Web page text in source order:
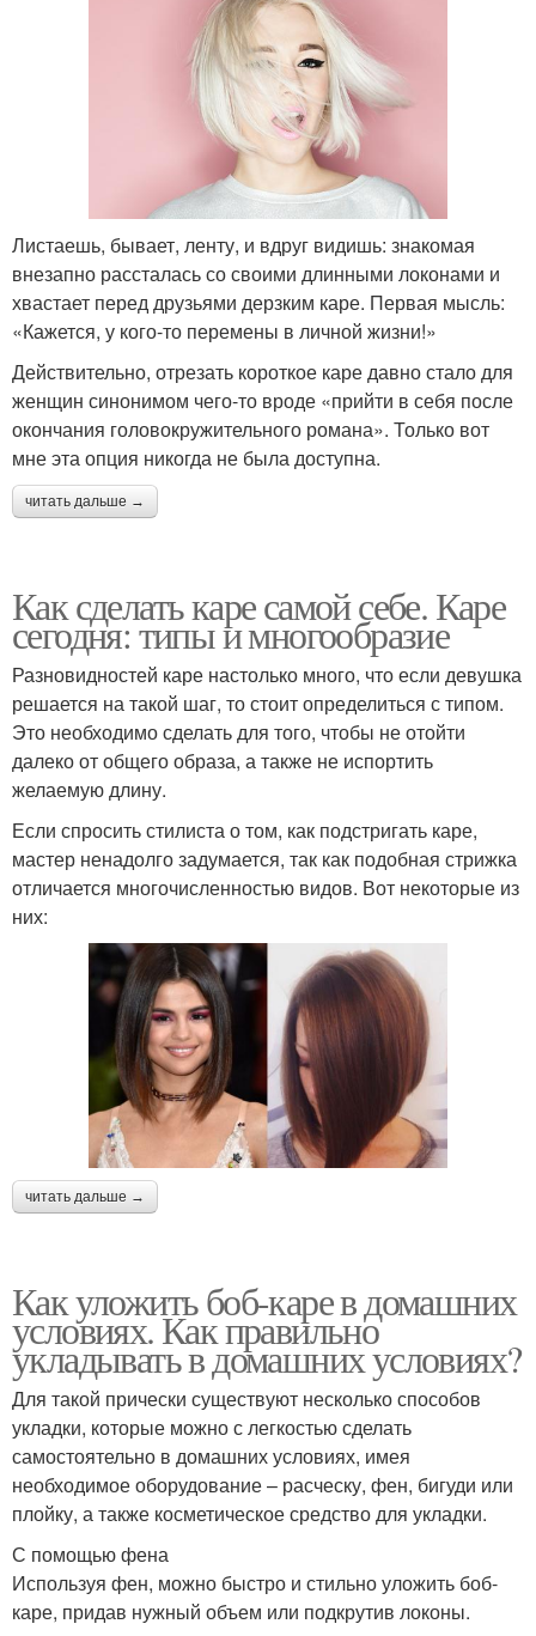
Листаешь, бывает, ленту, и вдруг видишь: знакомая
внезапно рассталась со своими длинными локонами и
хвастает перед друзьями дерзким каре. Первая мысль:
«Кажется, у кого-то перемены в личной жизни!»
Действительно, отрезать короткое каре давно стало для
женщин синонимом чего-то вроде «прийти в себя после
окончания головокружительного романа». Только вот
мне эта опция никогда не была доступна.
читать дальше →
Как сделать каре самой себе. Каре
сегодня: типы и многообразие
Разновидностей каре настолько много, что если девушка
решается на такой шаг, то стоит определиться с типом.
Это необходимо сделать для того, чтобы не отойти
далеко от общего образа, а также не испортить
желаемую длину.
Если спросить стилиста о том, как подстригать каре,
мастер ненадолго задумается, так как подобная стрижка
отличается многочисленностью видов. Вот некоторые из
них:
читать дальше →
Как уложить боб-каре в домашних
условиях. Как правильно
укладывать в домашних условиях?
Для такой прически существуют несколько способов
укладки, которые можно с легкостью сделать
самостоятельно в домашних условиях, имея
необходимое оборудование – расческу, фен, бигуди или
плойку, а также косметическое средство для укладки.
С помощью фена
Используя фен, можно быстро и стильно уложить боб-
каре, придав нужный объем или подкрутив локоны.